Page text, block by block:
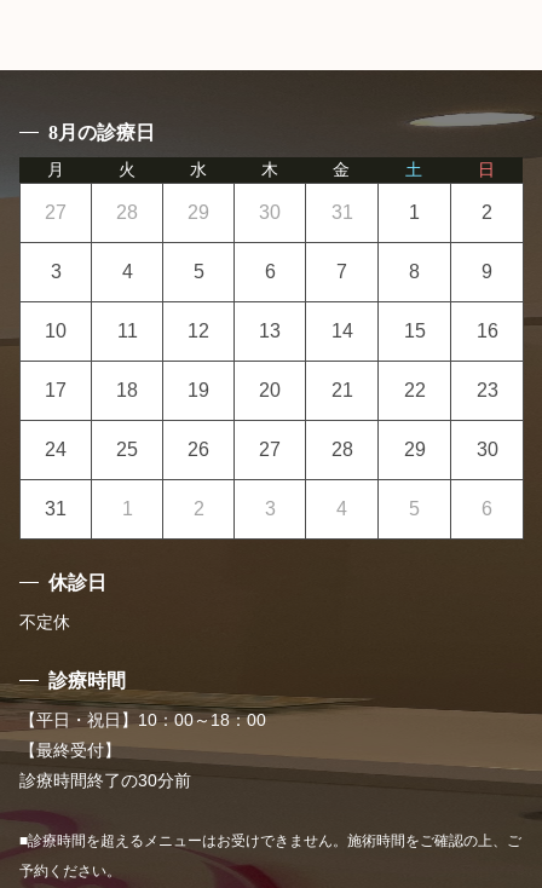
8月の診療日
月 火 水 木 金 土 日
27 28 29 30 31 1 2
3 4 5 6 7 8 9
10 11 12 13 14 15 16
17 18 19 20 21 22 23
24 25 26 27 28 29 30
31 1 2 3 4 5 6
休診日
不定休
診療時間
【平日・祝日】10：00～18：00
【最終受付】
診療時間終了の30分前
■診療時間を超えるメニューはお受けできません。施術時間をご確認の上、ご
予約ください。